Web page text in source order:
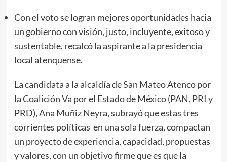
Con el voto se logran mejores oportunidades hacia
un gobierno con visión, justo, incluyente, exitoso y
sustentable, recalcó la aspirante a la presidencia
local atenquense.
La candidata a la alcaldía de San Mateo Atenco por
la Coalición Va por el Estado de México (PAN, PRI y
PRD), Ana Muñiz Neyra, subrayó que estas tres
corrientes políticas en una sola fuerza, compactan
un proyecto de experiencia, capacidad, propuestas
y valores, con un objetivo firme que es que la